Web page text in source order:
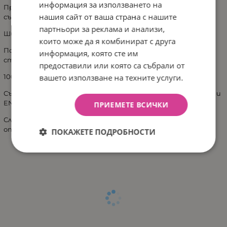
Предлага се в практична повторно използваема кутия за
съхранение, направена от прозрачен полистирен (PS)
Шишетата са леки и нечупливи.
Позволено е миенето в съдомиялна машина и
стерилизиране.
100% без токсини като BPA, фталат.
Съответства на стандартите за безопасност EN 14350 и
EN 71-3
Следвайте инструкциите за употреба, приложени в
опаковката.
информация за използването на
нашия сайт от ваша страна с нашите
партньори за реклама и анализи,
които може да я комбинират с друга
информация, която сте им
предоставили или която са събрали от
вашето използване на техните услуги.
ПРИЕМЕТЕ ВСИЧКИ
ПОКАЖЕТЕ ПОДРОБНОСТИ